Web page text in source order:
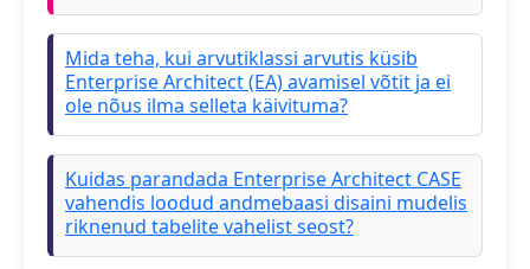
Mida teha, kui arvutiklassi arvutis küsib
Enterprise Architect (EA) avamisel võtit ja ei
ole nõus ilma selleta käivituma?
Kuidas parandada Enterprise Architect CASE
vahendis loodud andmebaasi disaini mudelis
riknenud tabelite vahelist seost?